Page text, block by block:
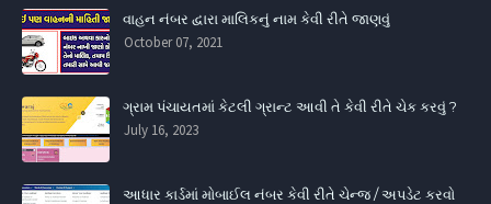
વાહન નંબર દ્વારા માલિકનું નામ કેવી રીતે જાણવું
October 07, 2021
ગ્રામ પંચાયતમાં કેટલી ગ્રાન્ટ આવી તે કેવી રીતે ચેક કરવું ?
July 16, 2023
આધાર કાર્ડમાં મોબાઈલ નંબર કેવી રીતે ચેન્જ / અપડેટ કરવો